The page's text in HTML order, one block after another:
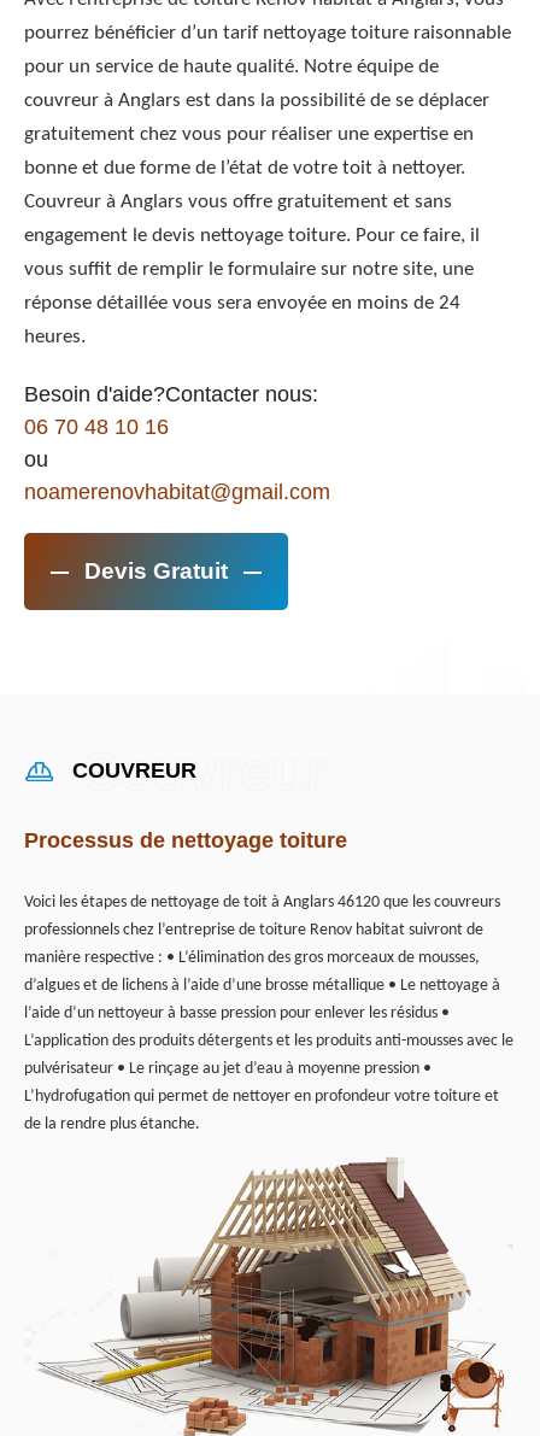
pourrez bénéficier d’un tarif nettoyage toiture raisonnable
pour un service de haute qualité. Notre équipe de
couvreur à Anglars est dans la possibilité de se déplacer
gratuitement chez vous pour réaliser une expertise en
bonne et due forme de l’état de votre toit à nettoyer.
Couvreur à Anglars vous offre gratuitement et sans
engagement le devis nettoyage toiture. Pour ce faire, il
vous suffit de remplir le formulaire sur notre site, une
réponse détaillée vous sera envoyée en moins de 24
heures.
Besoin d'aide?Contacter nous:
06 70 48 10 16
ou
noamerenovhabitat@gmail.com
Devis Gratuit
COUVREUR
Processus de nettoyage toiture
Voici les étapes de nettoyage de toit à Anglars 46120 que les couvreurs
professionnels chez l’entreprise de toiture Renov habitat suivront de
manière respective : • L’élimination des gros morceaux de mousses,
d’algues et de lichens à l’aide d’une brosse métallique • Le nettoyage à
l’aide d’un nettoyeur à basse pression pour enlever les résidus •
L’application des produits détergents et les produits anti-mousses avec le
pulvérisateur • Le rinçage au jet d’eau à moyenne pression •
L’hydrofugation qui permet de nettoyer en profondeur votre toiture et
de la rendre plus étanche.